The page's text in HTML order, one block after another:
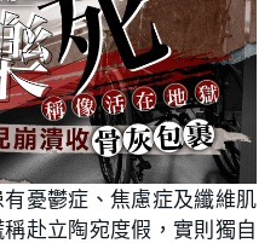
有憂鬱症、焦慮症及纖維肌
赴立陶宛度假，實則獨自